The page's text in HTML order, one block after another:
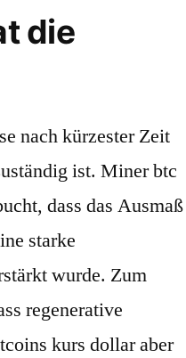
die
nach kürzester Zeit
ist. Miner btc
dass das Ausmaß
starke
wurde. Zum
regenerative
kurs dollar aber